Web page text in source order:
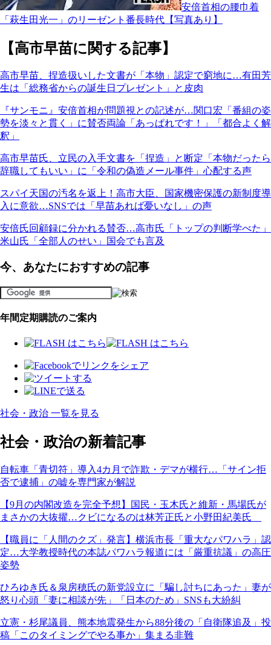
安倍首相の腰巾着
「萩生田光一」のリーゼント番長時代【写真あり】
【高市早苗に関する記事】
高市早苗、捏造扱いした文書が「本物」認定で窮地に…有田芳
生は「総務省からの誕生日プレゼント」と皮肉
『サンモニ』安倍首相が問題視との記述が…関口宏「番組の姿
勢を淡々と貫く」に賛否両論「あっぱれです！」「都合よく解
釈」
高市早苗氏、立民の入手文書を「捏造」と断定「本物だったら
辞職してもいい」に「令和の偽造メール事件」心配する声
スパイ天国の汚名を返上！高市大臣、国家機密保護の新制度導
入に意欲…SNSでは「早苗あれば憂いなし」の声
安倍氏回顧録に分かれる賛否…高市氏「トップの判断学べた」
米山氏「全部人のせい」国会でも言及
今、あなたにおすすめの記事
年間定期購読のご案内
社会・政治 一覧を見る
社会・政治の新着記事
自転車「青切符」導入4カ月で詐欺・デマが横行…「サイン拒
否で逮捕」の嘘を専門家が解説
【9月の内閣改造を完全予想】国民・玉木氏と維新・馬場氏が
まさかの大抜擢…クビになるのは林芳正氏と小野田紀美氏
【職員に「人間のクズ」発言】横浜市長「重大なパワハラ」認
定…大学教授時代の本誌パワハラ報道には「厳重抗議」の高圧
姿勢
ひろゆき氏＆泉房穂氏の新党設立に「騙し討ちにあった」妻が
怒り心頭「妻に相談が先」「日本のため」SNSも大紛糾
立憲・杉尾議員、熊本地震発生から88分後の「自衛隊追及」投
稿「このタイミングでやる事か」集まる非難